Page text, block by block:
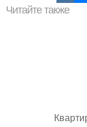
Читайте также